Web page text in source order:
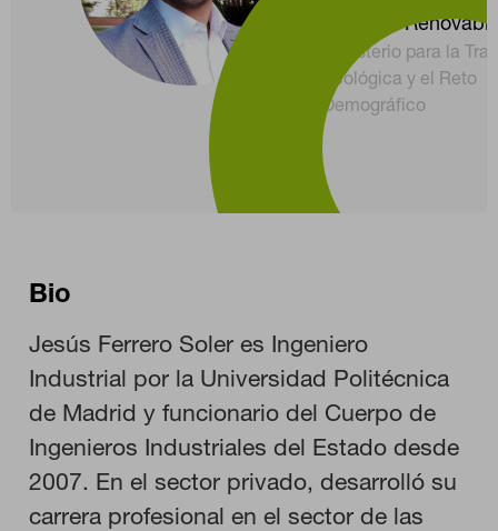
Energías
Ministerio para la
Ecológica y el Reto
Demográfico
Bio
Jesús Ferrero Soler es Ingeniero
Industrial por la Universidad Politécnica
de Madrid y funcionario del Cuerpo de
Ingenieros Industriales del Estado desde
2007. En el sector privado, desarrolló su
carrera profesional en el sector de las
CONFIGURACIÓN DE COOKIES
RECHAZAR TODO